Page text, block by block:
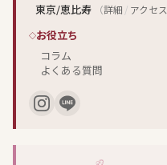
東京/恵比寿
（詳細 / アクセス
お役立ち
コラム
よくある質問